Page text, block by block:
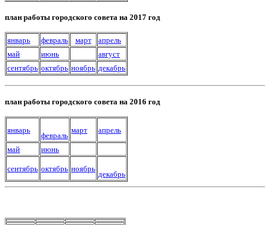
план работы городского совета на 2017 год
январь февраль март
апрель
май
июнь
август
сентябрь октябрь ноябрь декабрь
план работы городского совета на 2016 год
январь
февраль
март апрель
май июнь
сентябрь октябрь ноябрь
декабрь